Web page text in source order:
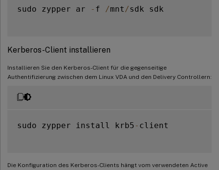
sudo zypper ar - f /mnt /sdk sdk
Kerberos-Client installieren
Installieren Sie den Kerberos-Client für die gegenseitige
Authentifizierung zwischen dem Linux VDA und den Delivery Controllern:
sudo zypper install krb5 - client
Die Konfiguration des Kerberos-Clients hängt vom verwendeten Active